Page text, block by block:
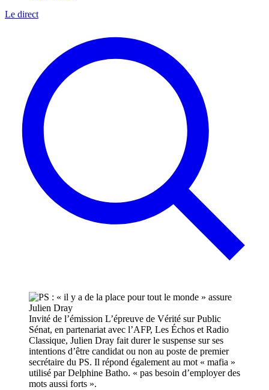
Le direct
Invité de l’émission L’épreuve de Vérité sur Public
Sénat, en partenariat avec l’AFP, Les Échos et Radio
Classique, Julien Dray fait durer le suspense sur ses
intentions d’être candidat ou non au poste de premier
secrétaire du PS. Il répond également au mot « mafia »
utilisé par Delphine Batho. « pas besoin d’employer des
mots aussi forts ».